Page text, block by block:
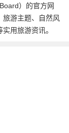
）的官方网
游主题、自然风
用旅游资讯。